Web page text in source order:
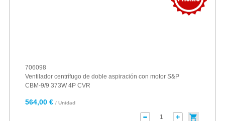
706098
Ventilador centrífugo de doble aspiración con motor S&P
CBM-9/9 373W 4P CVR
564,00 € / Unidad